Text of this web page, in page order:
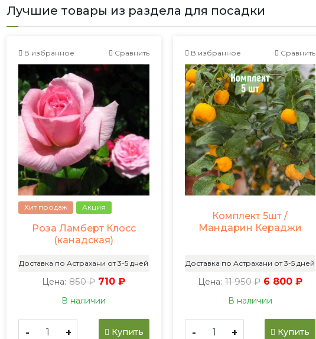
Лучшие товары из раздела для посадки
В избранное Сравнить
Хит продаж Акция
Роза Ламберт Клосс
(канадская)
Доставка по Астрахани от 3-5 дней
Цена: 850 ₽ 710 ₽
В наличии
- + Купить
В избранное Сравнить
Комплект 5шт /
Мандарин Кераджи
Доставка по Астрахани от 3-5 дней
Цена: 11 950 ₽ 6 800 ₽
В наличии
- + Купить